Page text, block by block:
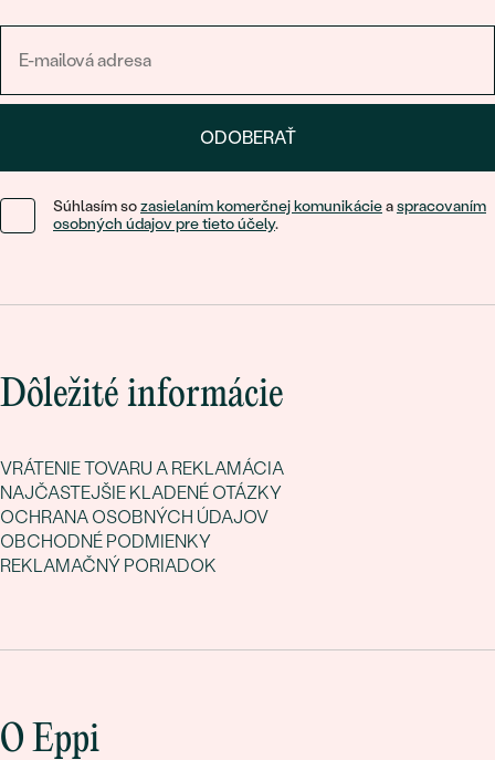
ODOBERAŤ
Súhlasím sozasielaním komerčnej komunikácieaspracovaním
osobných údajov pre tieto účely.
Dôležité informácie
VRÁTENIE TOVARU A REKLAMÁCIA
NAJČASTEJŠIE KLADENÉ OTÁZKY
OCHRANA OSOBNÝCH ÚDAJOV
OBCHODNÉ PODMIENKY
REKLAMAČNÝ PORIADOK
O Eppi